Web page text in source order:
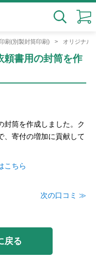
刷(別製封筒印刷) オリジナル
頼書用の封筒を作
封筒を作成しました。ク
、寄付の増加に貢献して
こちら
次の口コミ ≫
戻る